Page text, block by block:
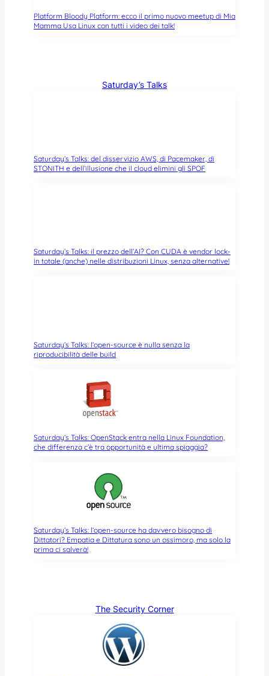
r
a
Platform Bloody Platform: ecco il primo nuovo meetup di Mia
Mamma Usa Linux con tutti i video dei talk!
Saturday’s Talks
Saturday’s Talks: del disservizio AWS, di Pacemaker, di
STONITH e dell’illusione che il cloud elimini gli SPOF
Saturday’s Talks: il prezzo dell’AI? Con CUDA è vendor lock-
in totale (anche) nelle distribuzioni Linux, senza alternative!
Saturday’s Talks: l’open-source è nulla senza la
riproducibilità delle build
Saturday’s Talks: OpenStack entra nella Linux Foundation,
che differenza c’è tra opportunità e ultima spiaggia?
Saturday’s Talks: l’open-source ha davvero bisogno di
Dittatori? Empatia e Dittatura sono un ossimoro, ma solo la
prima ci salverà!
The Security Corner